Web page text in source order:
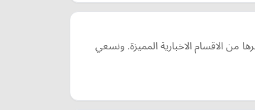
الاقسام الاخبارية المميزة. ونسعي